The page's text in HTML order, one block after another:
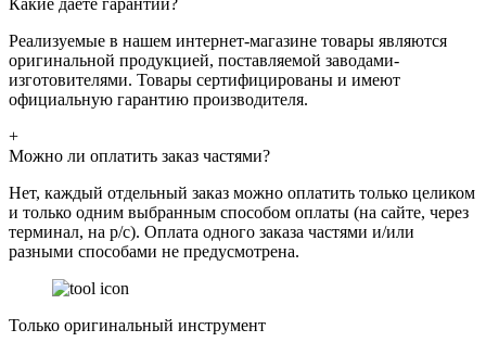
Реализуемые в нашем интернет-магазине товары являются
оригинальной продукцией, поставляемой заводами-
изготовителями. Товары сертифицированы и имеют
официальную гарантию производителя.
+
Можно ли оплатить заказ частями?
Нет, каждый отдельный заказ можно оплатить только целиком
и только одним выбранным способом оплаты (на сайте, через
терминал, на р/с). Оплата одного заказа частями и/или
разными способами не предусмотрена.
Только оригинальный инструмент